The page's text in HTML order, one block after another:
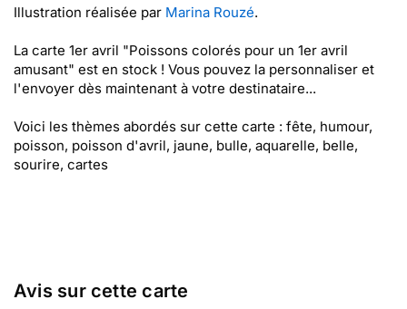
Illustration réalisée par Marina Rouzé.
La carte 1er avril "Poissons colorés pour un 1er avril
amusant" est en stock ! Vous pouvez la personnaliser et
l'envoyer dès maintenant à votre destinataire...
Voici les thèmes abordés sur cette carte : fête, humour,
poisson, poisson d'avril, jaune, bulle, aquarelle, belle,
sourire, cartes
Avis sur cette carte